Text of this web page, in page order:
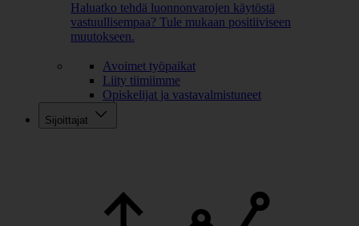
Haluatko tehdä luonnonvarojen käytöstä
vastuullisempaa? Tule mukaan positiiviseen
muutokseen.
Avoimet työpaikat
Liity tiimiimme
Opiskelijat ja vastavalmistuneet
Sijoittajat